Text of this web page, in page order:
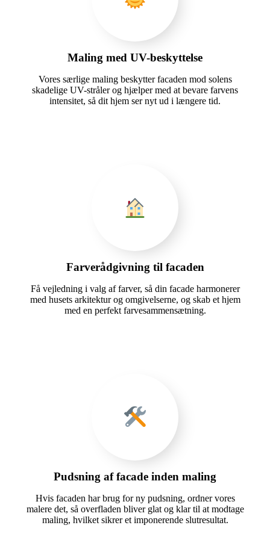
Maling med UV-beskyttelse
Vores særlige maling beskytter facaden mod solens
skadelige UV-stråler og hjælper med at bevare farvens
intensitet, så dit hjem ser nyt ud i længere tid.
Farverådgivning til facaden
Få vejledning i valg af farver, så din facade harmonerer
med husets arkitektur og omgivelserne, og skab et hjem
med en perfekt farvesammensætning.
Pudsning af facade inden maling
Hvis facaden har brug for ny pudsning, ordner vores
malere det, så overfladen bliver glat og klar til at modtage
maling, hvilket sikrer et imponerende slutresultat.